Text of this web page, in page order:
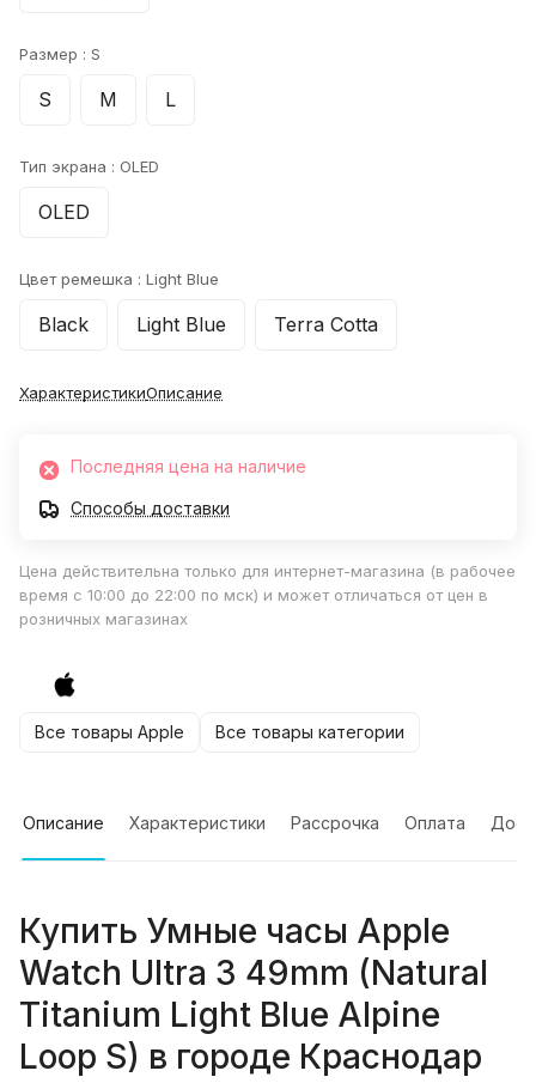
Размер : S
S M L
Тип экрана : OLED
OLED
Цвет ремешка : Light Blue
Black Light Blue Terra Cotta
ХарактеристикиОписание
Последняя цена на наличие
Способы доставки
Цена действительна только для интернет-магазина (в рабочее
время с 10:00 до 22:00 по мск) и может отличаться от цен в
розничных магазинах
Все товары Apple Все товары категории
Описание Характеристики Рассрочка Оплата
Купить Умные часы Apple
Watch Ultra 3 49mm (Natural
Titanium Light Blue Alpine
Loop S) в городе Краснодар